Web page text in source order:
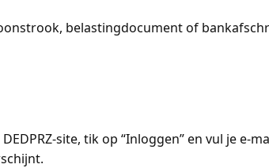
belastingdocument of
site, tik op “Inloggen” en vul je e-